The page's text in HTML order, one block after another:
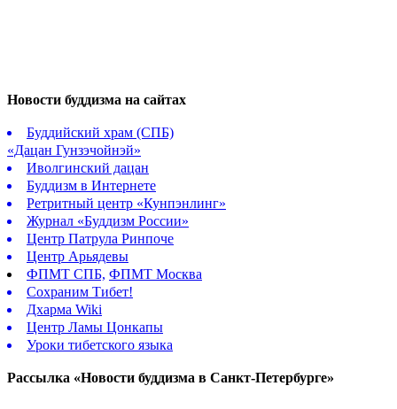
Новости буддизма на сайтах
Буддийский храм (СПБ)
«Дацан Гунзэчойнэй»
Иволгинский дацан
Буддизм в Интернете
Ретритный центр «Кунпэнлинг»
Журнал «Буддизм России»
Центр Патрула Ринпоче
Центр Арьядевы
ФПМТ СПБ, ФПМТ Москва
Сохраним Тибет!
Дхарма Wiki
Центр Ламы Цонкапы
Уроки тибетского языка
Рассылка «Новости буддизма в Санкт-Петербурге»